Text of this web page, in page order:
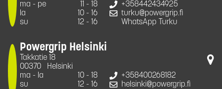
ma - pe
11 - 18
la
10 - 16
su
12 - 16
+358442434925
turku@powergrip.fi
WhatsApp Turku
Powergrip Helsinki
Takkatie 18
00370
Helsinki
ma - la
10 - 18
su
12 - 16
+358400268182
helsinki@powergrip.fi